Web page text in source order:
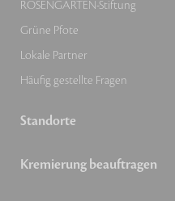
ROSENGARTEN-Stiftung
Grüne Pfote
Lokale Partner
Häufig gestellte Fragen
Standorte
Kremierung beauftragen